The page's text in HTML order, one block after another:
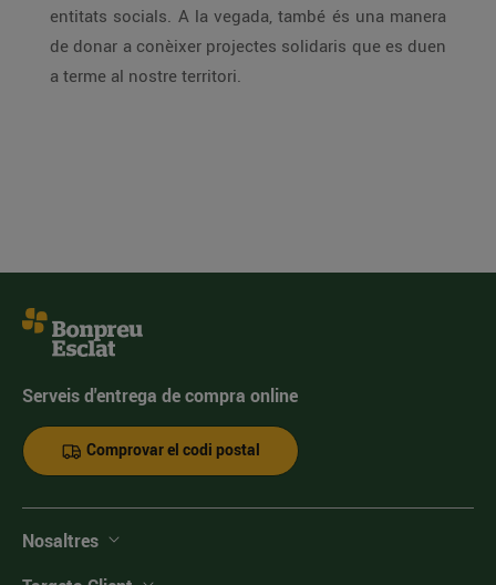
entitats socials. A la vegada, també és una manera
de donar a conèixer projectes solidaris que es duen
a terme al nostre territori.
Serveis d'entrega de compra online
Comprovar el codi postal
Nosaltres